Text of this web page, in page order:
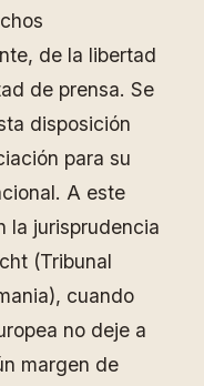
de la libertad
de prensa. Se
disposición
para su
A este
la jurisprudencia
(Tribunal
cuando
no deje a
margen de